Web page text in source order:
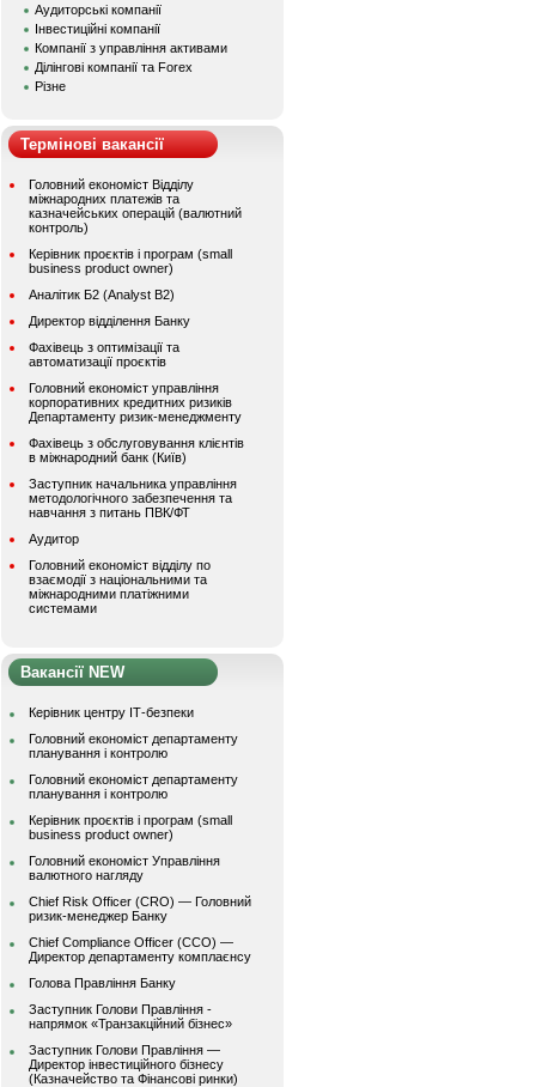
Аудиторські компанії
Інвестиційні компанії
Компанії з управління активами
Ділінгові компанії та Forex
Різне
Термінові вакансії
Головний економіст Відділу
міжнародних платежів та
казначейських операцій (валютний
контроль)
Керівник проєктів і програм (small
business product owner)
Аналітик Б2 (Analyst B2)
Директор відділення Банку
Фахівець з оптимізації та
автоматизації проєктів
Головний економіст управління
корпоративних кредитних ризиків
Департаменту ризик-менеджменту
Фахівець з обслуговування клієнтів
в міжнародний банк (Київ)
Заступник начальника управління
методологічного забезпечення та
навчання з питань ПВК/ФТ
Аудитор
Головний економіст відділу по
взаємодії з національними та
міжнародними платіжними
системами
Вакансії NEW
Керівник центру ІТ-безпеки
Головний економіст департаменту
планування і контролю
Головний економіст департаменту
планування і контролю
Керівник проєктів і програм (small
business product owner)
Головний економіст Управління
валютного нагляду
Chief Risk Officer (CRO) — Головний
ризик-менеджер Банку
Chief Compliance Officer (CCO) —
Директор департаменту комплаєнсу
Голова Правління Банку
Заступник Голови Правління -
напрямок «Транзакційний бізнес»
Заступник Голови Правління —
Директор інвестиційного бізнесу
(Казначейство та Фінансові ринки)